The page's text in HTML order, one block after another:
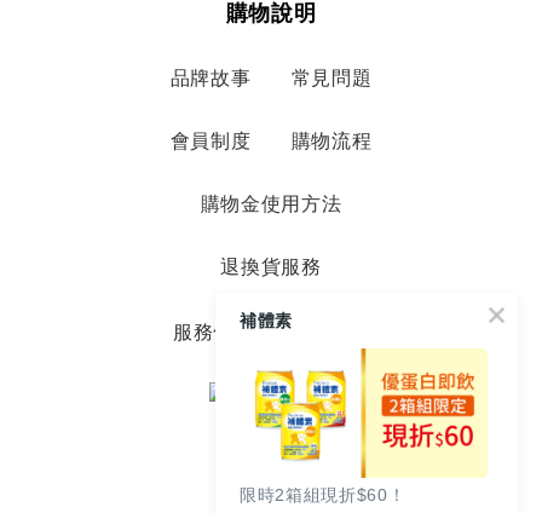
購物說明
品牌故事 常見問題
會員制度 購物流程
購物金使用方法
退換貨服務
服務條款 隱私政策
補體素
限時2箱組現折$60！